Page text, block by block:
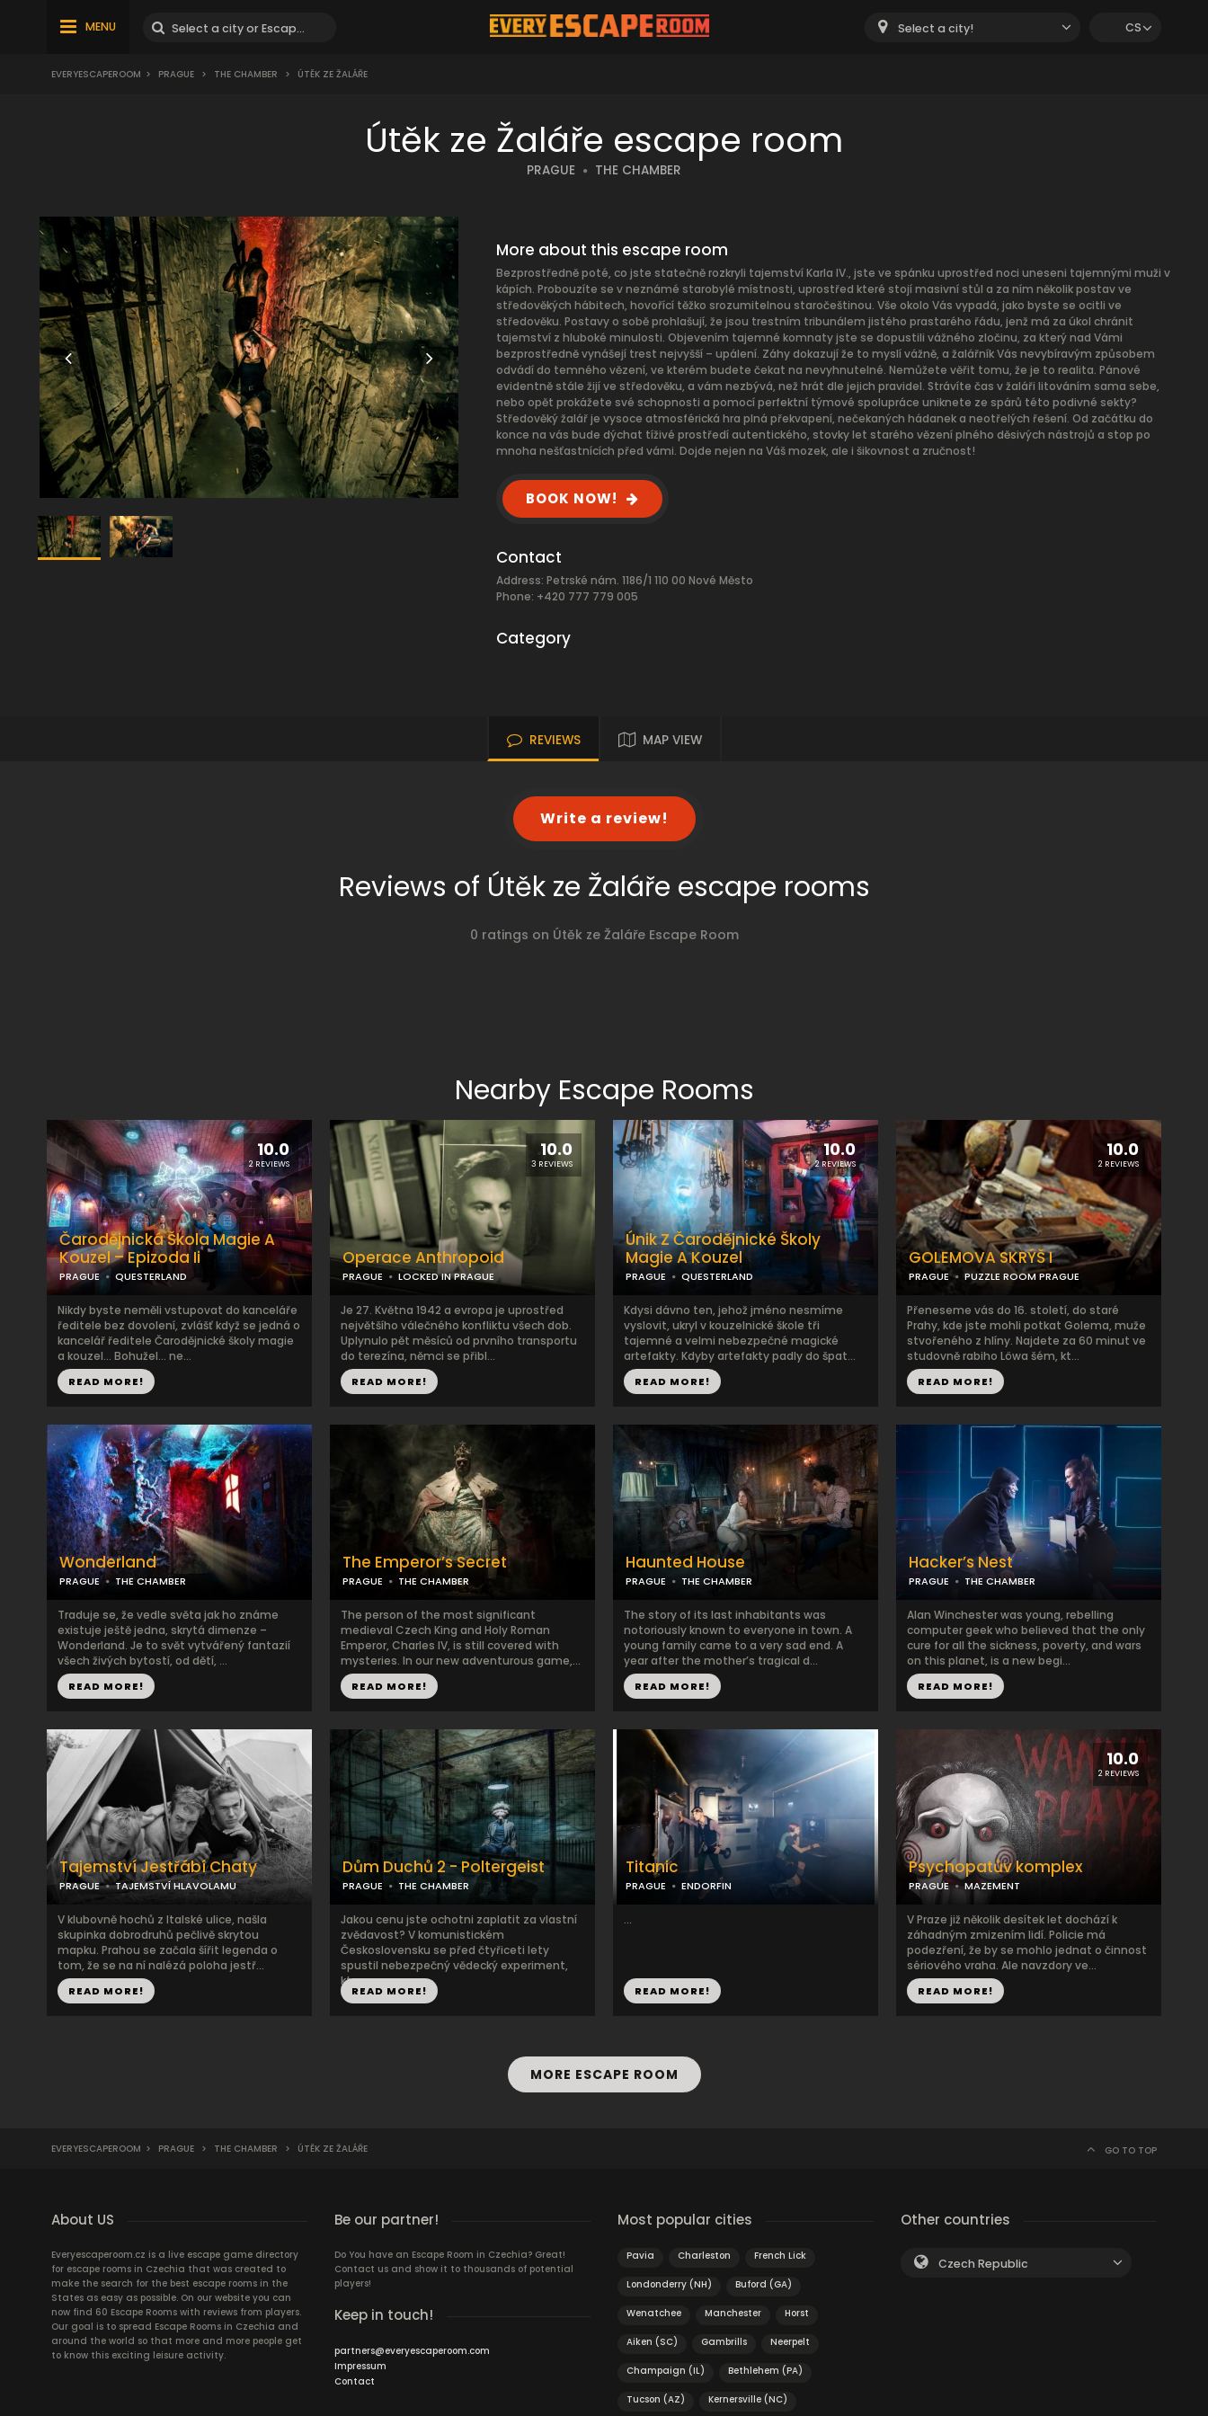
MENU Select a city! CS
EVERYESCAPEROOM > PRAGUE > THE CHAMBER > ÚTĚK ZE ŽALÁŘE
Útěk ze Žaláře escape room
PRAGUE THE CHAMBER
More about this escape room
Bezprostředně poté, co jste statečně rozkryli tajemství Karla IV., jste ve spánku uprostřed noci uneseni tajemnými muži v
kápích. Probouzíte se v neznámé starobylé místnosti, uprostřed které stojí masivní stůl a za ním několik postav ve
středověkých hábitech, hovořící těžko srozumitelnou staročeštinou. Vše okolo Vás vypadá, jako byste se ocitli ve
středověku. Postavy o sobě prohlašují, že jsou trestním tribunálem jistého prastarého řádu, jenž má za úkol chránit
tajemství z hluboké minulosti. Objevením tajemné komnaty jste se dopustili vážného zločinu, za který nad Vámi
bezprostředně vynášejí trest nejvyšší – upálení. Záhy dokazují že to myslí vážně, a žalářník Vás nevybíravým způsobem
odvádí do temného vězení, ve kterém budete čekat na nevyhnutelné. Nemůžete věřit tomu, že je to realita. Pánové
evidentně stále žijí ve středověku, a vám nezbývá, než hrát dle jejich pravidel. Strávíte čas v žaláři litováním sama sebe,
nebo opět prokážete své schopnosti a pomocí perfektní týmové spolupráce uniknete ze spárů této podivné sekty?
Středověký žalář je vysoce atmosférická hra plná překvapení, nečekaných hádanek a neotřelých řešení. Od začátku do
konce na vás bude dýchat tíživé prostředí autentického, stovky let starého vězení plného děsivých nástrojů a stop po
mnoha nešťastnících před vámi. Dojde nejen na Váš mozek, ale i šikovnost a zručnost!
BOOK NOW!
Contact
Address: Petrské nám. 1186/1 110 00 Nové Město
Phone: +420 777 779 005
Category
REVIEWS MAP VIEW
Write a review!
Reviews of Útěk ze Žaláře escape rooms
0 ratings on Útěk ze Žaláře Escape Room
Nearby Escape Rooms
10.0
2 REVIEWS
Čarodějnická Škola Magie A
Kouzel – Epizoda Ii
PRAGUE QUESTERLAND
Nikdy byste neměli vstupovat do kanceláře
ředitele bez dovolení, zvlášť když se jedná o
kancelář ředitele Čarodějnické školy magie
a kouzel… Bohužel… ne...
READ MORE!
10.0
3 REVIEWS
Operace Anthropoid
PRAGUE LOCKED IN PRAGUE
Je 27. Května 1942 a evropa je uprostřed
největšího válečného konfliktu všech dob.
Uplynulo pět měsíců od prvního transportu
do terezína, němci se přibl...
READ MORE!
10.0
2 REVIEWS
Únik Z Čarodějnické Školy
Magie A Kouzel
PRAGUE QUESTERLAND
Kdysi dávno ten, jehož jméno nesmíme
vyslovit, ukryl v kouzelnické škole tři
tajemné a velmi nebezpečné magické
artefakty. Kdyby artefakty padly do špat...
READ MORE!
10.0
2 REVIEWS
GOLEMOVA SKRÝŠ I
PRAGUE PUZZLE ROOM PRAGUE
Přeneseme vás do 16. století, do staré
Prahy, kde jste mohli potkat Golema, muže
stvořeného z hlíny. Najdete za 60 minut ve
studovně rabiho Löwa šém, kt...
READ MORE!
Wonderland
PRAGUE THE CHAMBER
Traduje se, že vedle světa jak ho známe
existuje ještě jedna, skrytá dimenze –
Wonderland. Je to svět vytvářený fantazií
všech živých bytostí, od dětí, ...
READ MORE!
The Emperor’s Secret
PRAGUE THE CHAMBER
The person of the most significant
medieval Czech King and Holy Roman
Emperor, Charles IV, is still covered with
mysteries. In our new adventurous game,...
READ MORE!
Haunted House
PRAGUE THE CHAMBER
The story of its last inhabitants was
notoriously known to everyone in town. A
young family came to a very sad end. A
year after the mother’s tragical d...
READ MORE!
Hacker’s Nest
PRAGUE THE CHAMBER
Alan Winchester was young, rebelling
computer geek who believed that the only
cure for all the sickness, poverty, and wars
on this planet, is a new begi...
READ MORE!
Tajemství Jestřábí Chaty
PRAGUE TAJEMSTVÍ HLAVOLAMU
V klubovně hochů z Italské ulice, našla
skupinka dobrodruhů pečlivě skrytou
mapku. Prahou se začala šířit legenda o
tom, že se na ní nalézá poloha jestř...
READ MORE!
Dům Duchů 2 - Poltergeist
PRAGUE THE CHAMBER
Jakou cenu jste ochotni zaplatit za vlastní
zvědavost? V komunistickém
Československu se před čtyřiceti lety
spustil nebezpečný vědecký experiment,
kter...
READ MORE!
Titanic
PRAGUE ENDORFIN
...
READ MORE!
10.0
2 REVIEWS
Psychopatův komplex
PRAGUE MAZEMENT
V Praze již několik desítek let dochází k
záhadným zmizením lidí. Policie má
podezření, že by se mohlo jednat o činnost
sériového vraha. Ale navzdory ve...
READ MORE!
MORE ESCAPE ROOM
EVERYESCAPEROOM > PRAGUE > THE CHAMBER > ÚTĚK ZE ŽALÁŘE GO TO TOP
About US
Everyescaperoom.cz is a live escape game directory
for escape rooms in Czechia that was created to
make the search for the best escape rooms in the
States as easy as possible. On our website you can
now find 60 Escape Rooms with reviews from players.
Our goal is to spread Escape Rooms in Czechia and
around the world so that more and more people get
to know this exciting leisure activity.
Be our partner!
Do You have an Escape Room in Czechia? Great!
Contact us and show it to thousands of potential
players!
Keep in touch!
partners@everyescaperoom.com
Impressum
Contact
Most popular cities
Pavia Charleston French Lick
Londonderry (NH) Buford (GA)
Wenatchee Manchester Horst
Aiken (SC) Gambrills Neerpelt
Champaign (IL) Bethlehem (PA)
Tucson (AZ) Kernersville (NC)
Other countries
Czech Republic